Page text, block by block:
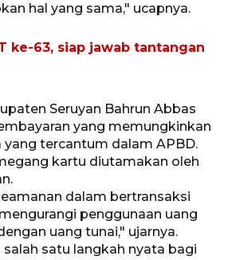
hal yang sama," ucapnya.
ke-63, siap jawab tantangan
Seruyan Bahrun Abbas
yang memungkinkan
tercantum dalam APBD.
kartu diutamakan oleh
dalam bertransaksi
penggunaan uang
uang tunai," ujarnya.
satu langkah nyata bagi